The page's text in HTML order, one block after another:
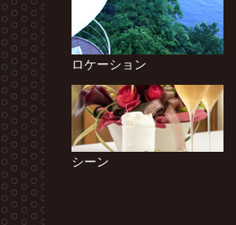
ロケーション
シーン